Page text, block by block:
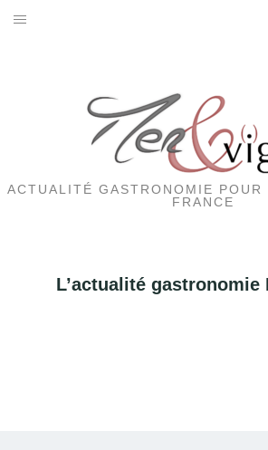
ACTUALITÉ GASTRONOMIE POUR
FRANCE
L’actualité gastronomie
RESTAURANTS